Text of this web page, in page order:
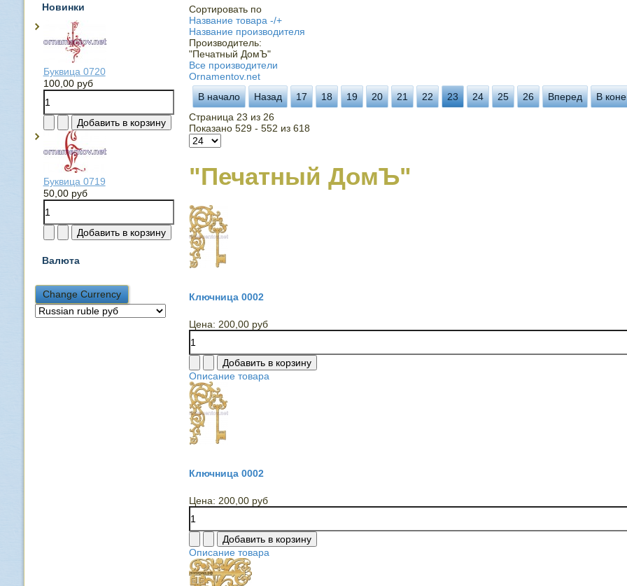
Новинки
Буквица 0720
100,00 руб
Буквица 0719
50,00 руб
Валюта
Сортировать по
Название товара -/+
Название производителя
Производитель:
"Печатный ДомЪ"
Все производители
Ornamentov.net
В начало
Назад 17 18 19 20 21 22 23 24 25 26 Вперед
В
Страница 23 из 26
Показано 529 - 552 из 618
"Печатный ДомЪ"
Ключница 0002
Цена: 200,00 руб
Описание товара
Ключница 0002
Цена: 200,00 руб
Описание товара